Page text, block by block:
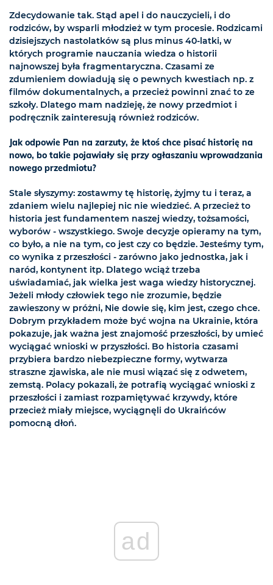
Zdecydowanie tak. Stąd apel i do nauczycieli, i do
rodziców, by wsparli młodzież w tym procesie. Rodzicami
dzisiejszych nastolatków są plus minus 40-latki, w
których programie nauczania wiedza o historii
najnowszej była fragmentaryczna. Czasami ze
zdumieniem dowiadują się o pewnych kwestiach np. z
filmów dokumentalnych, a przecież powinni znać to ze
szkoły. Dlatego mam nadzieję, że nowy przedmiot i
podręcznik zainteresują również rodziców.
Jak odpowie Pan na zarzuty, że ktoś chce pisać historię na
nowo, bo takie pojawiały się przy ogłaszaniu wprowadzania
nowego przedmiotu?
Stale słyszymy: zostawmy tę historię, żyjmy tu i teraz, a
zdaniem wielu najlepiej nic nie wiedzieć. A przecież to
historia jest fundamentem naszej wiedzy, tożsamości,
wyborów - wszystkiego. Swoje decyzje opieramy na tym,
co było, a nie na tym, co jest czy co będzie. Jesteśmy tym,
co wynika z przeszłości - zarówno jako jednostka, jak i
naród, kontynent itp. Dlatego wciąż trzeba
uświadamiać, jak wielka jest waga wiedzy historycznej.
Jeżeli młody człowiek tego nie zrozumie, będzie
zawieszony w próżni, Nie dowie się, kim jest, czego chce.
Dobrym przykładem może być wojna na Ukrainie, która
pokazuje, jak ważna jest znajomość przeszłości, by umieć
wyciągać wnioski w przyszłości. Bo historia czasami
przybiera bardzo niebezpieczne formy, wytwarza
straszne zjawiska, ale nie musi wiązać się z odwetem,
zemstą. Polacy pokazali, że potrafią wyciągać wnioski z
przeszłości i zamiast rozpamiętywać krzywdy, które
przecież miały miejsce, wyciągnęli do Ukraińców
pomocną dłoń.
ad